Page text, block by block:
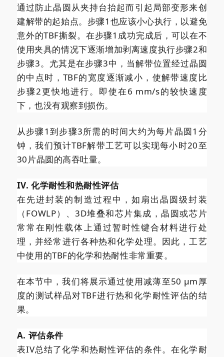
通过防止晶圆从夹持台抬起而引起局部变形来创
建解带的起始点。步骤1也应该小心执行，以避免
意外的TBF撕裂。在步骤1成功完成后，可以在不
使用夹具的情况下逐渐增加剥离速度执行步骤2和
步骤3。尤其是在步骤3中，当解带位置经过晶圆
的中点时，TBF的宽度逐渐减小，使解带速度比
步骤2更快地进行。即使在6 mm/s的较快速度
下，也没有观察到损伤。
从步骤1到步骤3所需的时间大约为每片晶圆1分
钟，我们预计TBF解带工艺可以实现每小时20至
30片晶圆的高吞吐量。
IV. 化学耐性和热耐性评估
在先进封装的制造过程中，如扇出晶圆级封装
（FOWLP）、3D堆叠和芯片集成，晶圆或芯片
常常在刚性载体上通过暂时性键合材料进行处
理，并经常进行各种热和化学处理。因此，工艺
中使用的TBF的化学和热耐性非常重要。
在本节中，我们将展示通过使用减薄至50 μm厚
度的测试样品对TBF进行热和化学耐性评估的结
果。
A. 评估条件
表IV总结了化学和热耐性评估的条件。在化学耐